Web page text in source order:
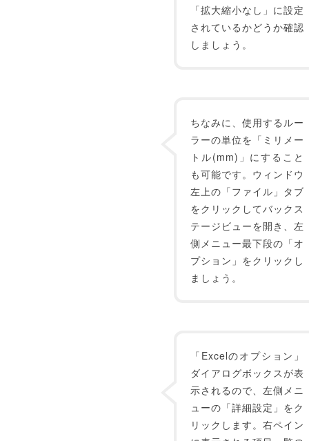
「拡大縮小なし」に設定
されているかどうか確認
しましょう。
ちなみに、使用するルー
ラーの単位を「ミリメー
トル(mm)」にすること
も可能です。ウィンドウ
左上の「ファイル」タブ
をクリックしてバックス
テージビューを開き、左
側メニュー最下段の「オ
プション」をクリックし
ましょう。
「Excelのオプション」
ダイアログボックスが表
示されるので、左側メニ
ューの「詳細設定」をク
リックします。右ペイン